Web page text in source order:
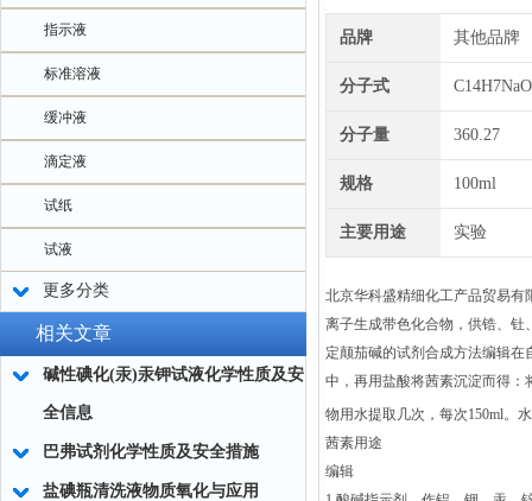
指示液
标准溶液
缓冲液
滴定液
试纸
试液
更多分类
相关文章
碱性碘化(汞)汞钾试液化学性质及安
全信息
巴弗试剂化学性质及安全措施
盐碘瓶清洗液物质氧化与应用
品牌 其他品牌
分子式
分子量 360.27
规格 100ml
主要用途 实验
北京华科盛精细化工产品贸易有
离子生成带色化合物，供锆、钍
定颠茄碱的试剂合成方法编辑
中，再用盐酸将茜素沉淀而得：
物用水提取几次，每次150ml。
茜素用途
编辑